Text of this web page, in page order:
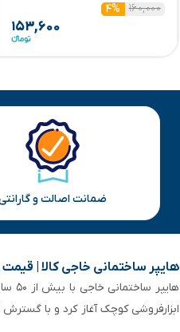
۱۶۰,۰۰۰
۴%
۱۵۳,۶۰۰
ضمانت اصالت و
هایپر ساختمانی خاجی‌ کالا |
ابزارفروشی کوچک آغاز کرد و با